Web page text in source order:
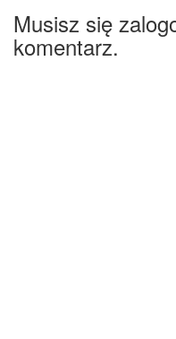
Musisz się
komentarz.